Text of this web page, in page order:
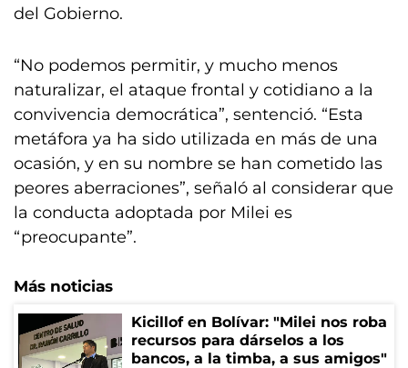
del Gobierno.
“No podemos permitir, y mucho menos
naturalizar, el ataque frontal y cotidiano a la
convivencia democrática”, sentenció. “Esta
metáfora ya ha sido utilizada en más de una
ocasión, y en su nombre se han cometido las
peores aberraciones”, señaló al considerar que
la conducta adoptada por Milei es
“preocupante”.
Más noticias
Kicillof en Bolívar: "Milei nos roba
recursos para dárselos a los
bancos, a la timba, a sus amigos"